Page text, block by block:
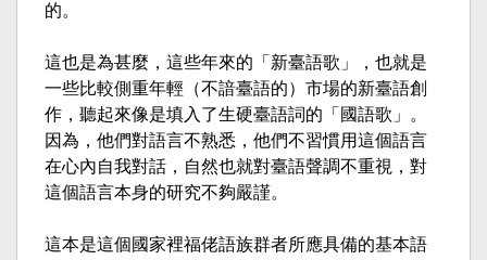
的。
這也是為甚麼，這些年來的「新臺語歌」，也就是
一些比較側重年輕（不諳臺語的）市場的新臺語創
作，聽起來像是填入了生硬臺語詞的「國語歌」。
因為，他們對語言不熟悉，他們不習慣用這個語言
在心內自我對話，自然也就對臺語聲調不重視，對
這個語言本身的研究不夠嚴謹。
這本是這個國家裡福佬語族群者所應具備的基本語